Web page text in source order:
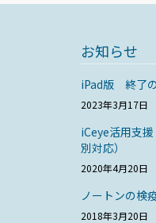
お知らせ
iPad版 終了
2023年3月17日
iCeye活用支
別対応）
2020年4月20日
ノートンの検
2018年3月20日